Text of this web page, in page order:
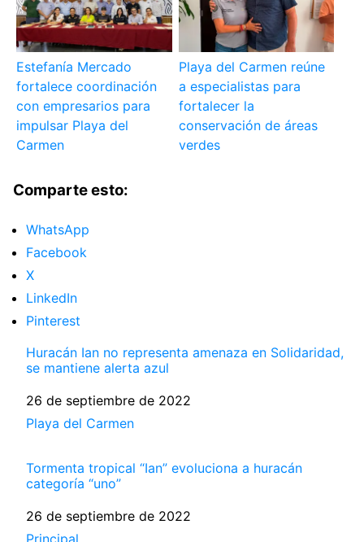
Estefanía Mercado
fortalece coordinación
con empresarios para
impulsar Playa del
Carmen
Playa del Carmen reúne
a especialistas para
fortalecer la
conservación de áreas
verdes
Comparte esto:
WhatsApp
Facebook
X
LinkedIn
Pinterest
Huracán Ian no representa amenaza en Solidaridad,
se mantiene alerta azul
Fecha
26 de septiembre de 2022
Respecto a
Playa del Carmen
Tormenta tropical “Ian” evoluciona a huracán
categoría “uno”
Fecha
26 de septiembre de 2022